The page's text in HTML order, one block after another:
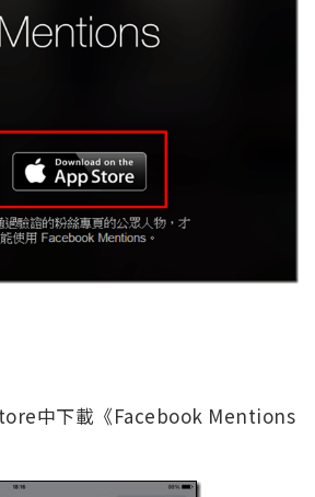
中下載《Facebook Mentions